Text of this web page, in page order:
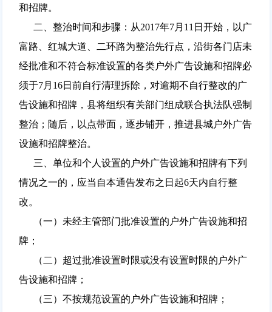
和招牌。
二、整治时间和步骤：从2017年7月11日开始，以广
富路、红城大道、二环路为整治先行点，沿街各门店未
经批准和不符合标准设置的各类户外广告设施和招牌必
须于7月16日前自行清理拆除，对逾期不自行整改的广
告设施和招牌，县将组织有关部门组成联合执法队强制
整治；随后，以点带面，逐步铺开，推进县城户外广告
设施和招牌整治。
三、单位和个人设置的户外广告设施和招牌有下列
情况之一的，应当自本通告发布之日起6天内自行整
改。
（一）未经主管部门批准设置的户外广告设施和招
牌；
（二）超过批准设置时限或没有设置时限的户外广
告设施和招牌；
（三）不按规范设置的户外广告设施和招牌；